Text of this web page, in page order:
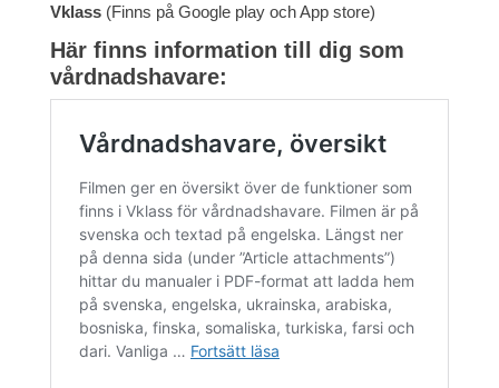
Vklass (Finns på Google play och App store)
Här finns information till dig som
vårdnadshavare: